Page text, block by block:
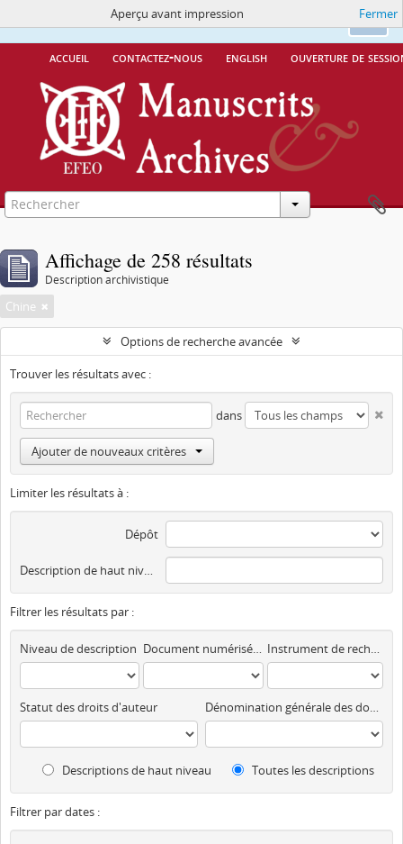
Ok
Ce site utilise des cookiesMore Info.
accueil contactez-nous english ouverture de
Aperçu avant impression Fermer
Affichage de 258 résultats
Description archivistique
Chine
Options de recherche avancée
Trouver les résultats avec :
dans
Ajouter de nouveaux critères
Limiter les résultats à :
Dépôt
Description de haut niveau
Filtrer les résultats par :
Niveau de description Document numérisé disponible Instrument de recherche
Statut des droits d'auteur Dénomination générale des documents
Descriptions de haut niveau Toutes les descriptions
Filtrer par dates :